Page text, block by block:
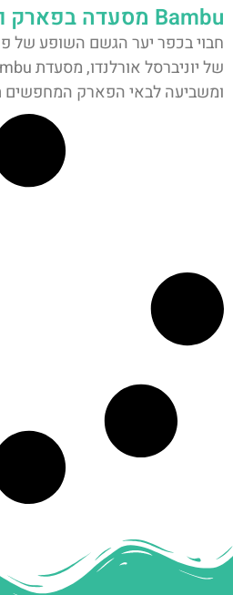
Bambu מסעדה בפארק וולקנו ביי
ומשביעה לבאי הפארק המחפשים